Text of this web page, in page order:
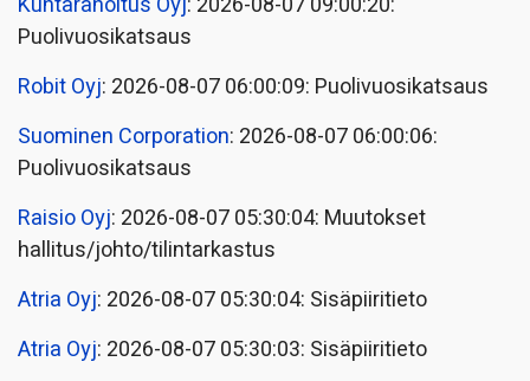
Puolivuosikatsaus
Robit Oyj: 2026-08-07 06:00:09: Puolivuosikatsaus
Suominen Corporation: 2026-08-07 06:00:06:
Puolivuosikatsaus
Raisio Oyj: 2026-08-07 05:30:04: Muutokset
hallitus/johto/tilintarkastus
Atria Oyj: 2026-08-07 05:30:04: Sisäpiiritieto
Atria Oyj: 2026-08-07 05:30:03: Sisäpiiritieto